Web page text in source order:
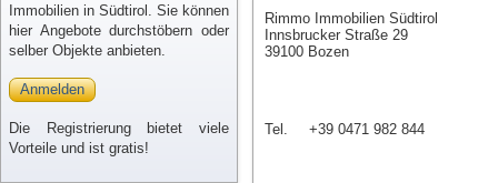
Immobilien in Südtirol. Sie können
hier Angebote durchstöbern oder
selber Objekte anbieten.
Anmelden
Die Registrierung bietet viele
Vorteile und ist gratis!
Rimmo Immobilien Südtirol
Innsbrucker Straße 29
39100 Bozen
Tel. +39 0471 982 844